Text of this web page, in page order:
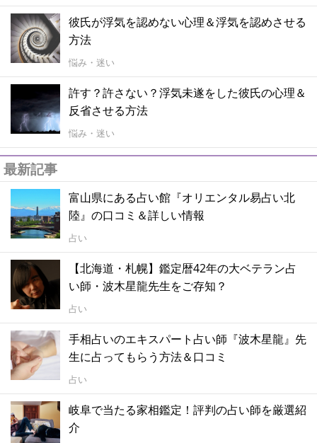
彼氏が浮気を認めない心理＆浮気を認めさせる
方法
悩み・迷い
許す？許さない？浮気未遂をした彼氏の心理＆
反省させる方法
悩み・迷い
最新記事
富山県にある占い館『オリエンタル易占い北
陸』の口コミ＆詳しい情報
占い
【北海道・札幌】鑑定暦42年の大ベテラン占
い師・波木星龍先生をご存知？
占い
手相占いのエキスパート占い師『波木星龍』先
生に占ってもらう方法＆口コミ
占い
岐阜で当たる家相鑑定！評判の占い師を厳選紹
介